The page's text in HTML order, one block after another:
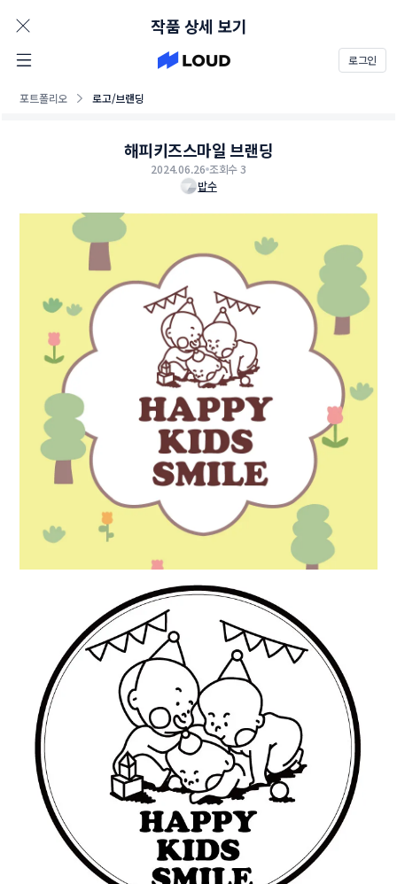
로그인
포트폴리오 로고/브랜딩
작품 상세 보기
해피키즈스마일 브랜딩
2024.06.26 조회수 3
밥수